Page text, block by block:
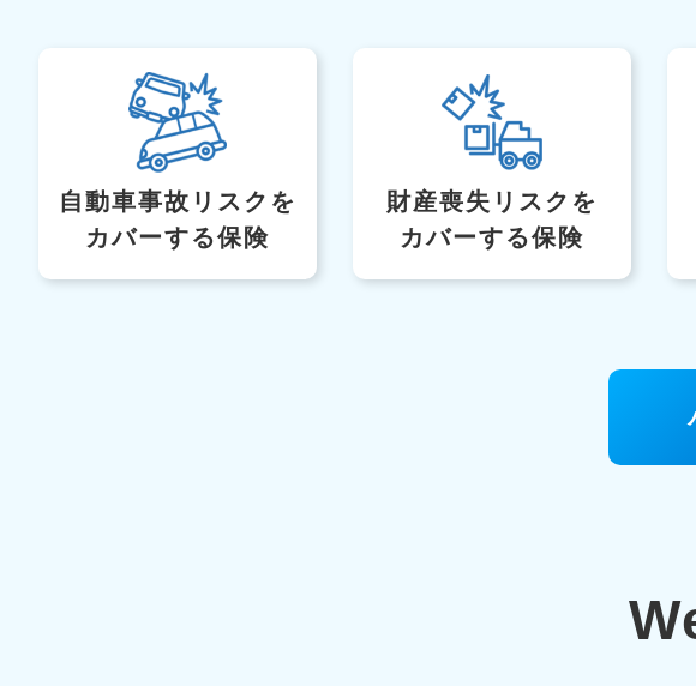
自動車事故リスク を
カバーする保険
財産喪失リスク を
カバーする保険